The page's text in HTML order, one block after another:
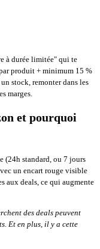
à durée limitée" qui te
produit + minimum 15 %
stock, remonter dans les
marges.
et pourquoi
(24h standard, ou 7 jours
un encart rouge visible
aux deals, ce qui augmente
des deals peuvent
Et en plus, il y a cette